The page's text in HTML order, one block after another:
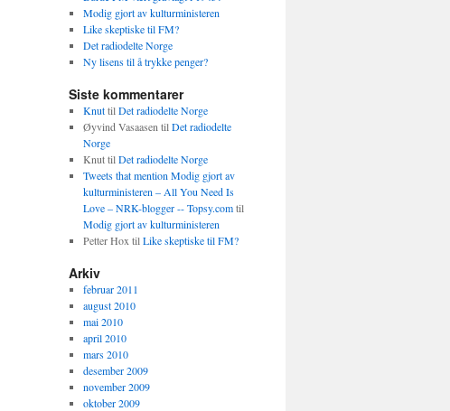
Modig gjort av kulturministeren
Like skeptiske til FM?
Det radiodelte Norge
Ny lisens til å trykke penger?
Siste kommentarer
KnuttilDet radiodelte Norge
Øyvind Vasaasen tilDet radiodelte
Norge
KnuttilDet radiodelte Norge
Tweets that mention Modig gjort av
kulturministeren – All You Need Is
Love – NRK-blogger -- Topsy.comtil
Modig gjort av kulturministeren
Petter Hox tilLike skeptiske til FM?
Arkiv
februar 2011
august 2010
mai 2010
april 2010
mars 2010
desember 2009
november 2009
oktober 2009